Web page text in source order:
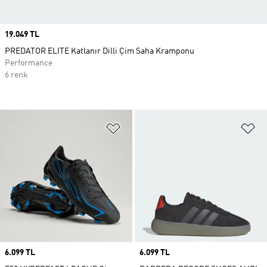
Price
6.099 TL
Price
6.099 TL
Price
19.049 TL
PREDATOR ELITE Katlanır Dilli Çim Saha Kramponu
Performance
6 renk